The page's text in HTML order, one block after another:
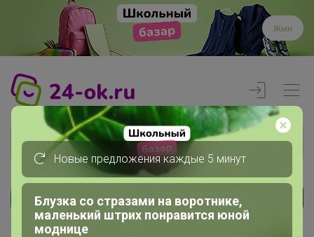
Жми
Новые предложения каждые 5 минут
Блузка со стразами на воротнике,
маленький штрих понравится юной
моднице